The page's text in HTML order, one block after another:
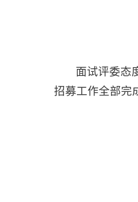
面试评委态
招募工作全部完